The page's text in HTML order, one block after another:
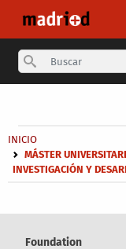
Breadcrumb
INICIO
MÁSTER
INVESTIGACIÓN Y
Foundation